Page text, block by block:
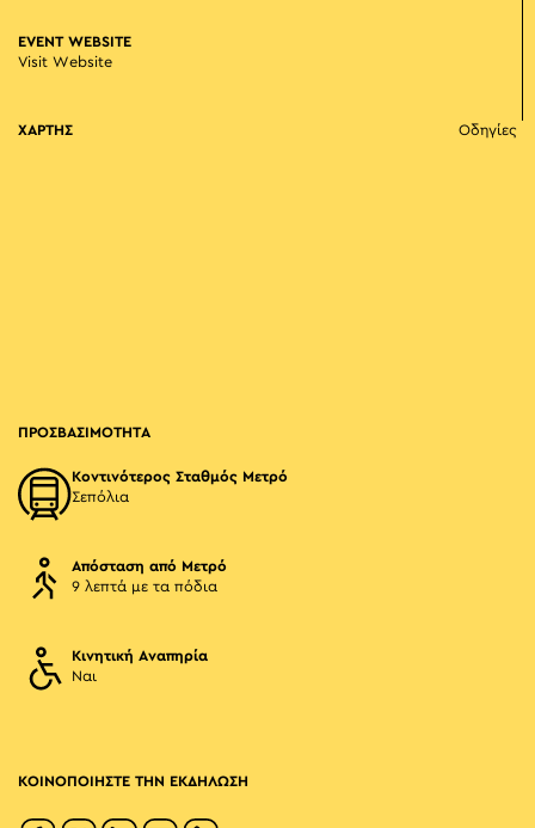
EVENT WEBSITE
Visit Website
ΧΑΡΤΗΣ Οδηγίες
ΠΡΟΣΒΑΣΙΜΟΤΗΤΑ
Κοντινότερος Σταθμός Μετρό
Σεπόλια
Απόσταση από Μετρό
9 λεπτά με τα πόδια
Κινητική Αναπηρία
Ναι
ΚΟΙΝΟΠΟΙΗΣΤΕ ΤΗΝ ΕΚΔΗΛΩΣΗ